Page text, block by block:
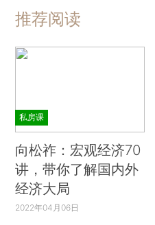
推荐阅读
私房课
向松祚：宏观经济70
讲，带你了解国内外
经济大局
2022年04月06日